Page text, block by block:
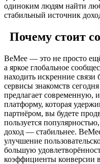
одиноким людям найти
стабильный источник
Почему стоит
BeMee — это не просто
а яркое глобальное
находить искренние связи
сервисы знакомств
предлагает
платформу, которая
партнёром, вы будете
пользуется
доход — стабильнее.
улучшение
большую
коэффициенты конверсии